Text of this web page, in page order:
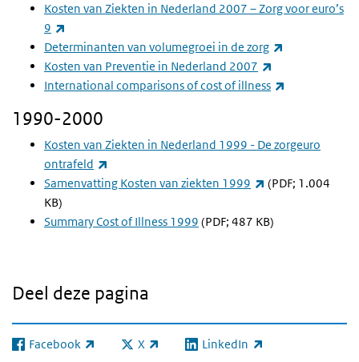
Kosten van Ziekten in Nederland 2007 – Zorg voor euro’s
9
Determinanten van volumegroei in de zorg
Kosten van Preventie in Nederland 2007
International comparisons of cost of illness
1990-2000
Kosten van Ziekten in Nederland 1999 - De zorgeuro
ontrafeld
Samenvatting Kosten van ziekten 1999
(externe link)
(PDF; 1.004
KB)
Summary Cost of Illness 1999 (PDF; 487 KB)
Deel deze pagina
Facebook
(externe link) X
(externe link) LinkedIn
(externe link)